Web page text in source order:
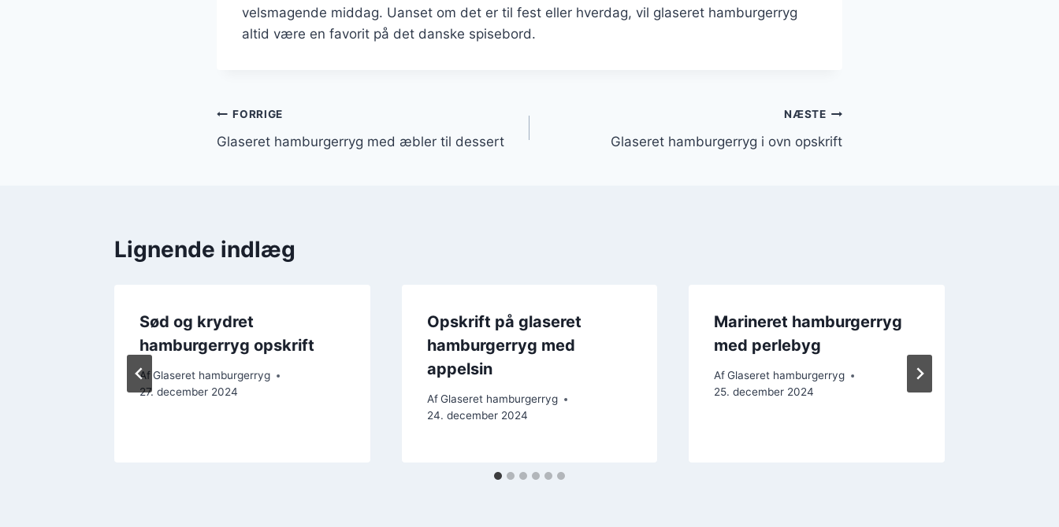
velsmagende middag. Uanset om det er til fest eller hverdag, vil glaseret hamburgerryg
altid være en favorit på det danske spisebord.
Indlægsnavigation
FORRIGE
Glaseret hamburgerryg med æbler til dessert
NÆSTE
Glaseret hamburgerryg i ovn opskrift
Lignende indlæg
Sød og krydret
hamburgerryg opskrift
AfGlaseret hamburgerryg
27. december 2024
Opskrift på glaseret
hamburgerryg med
appelsin
Af Glaseret hamburgerryg
24. december 2024
Marineret hamburgerryg
med perlebyg
Af Glaseret hamburgerryg
25. december 2024